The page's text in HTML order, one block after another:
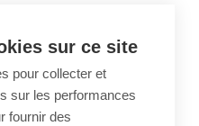
475
sur ce site
pour collecter et
sur les performances
fournir des